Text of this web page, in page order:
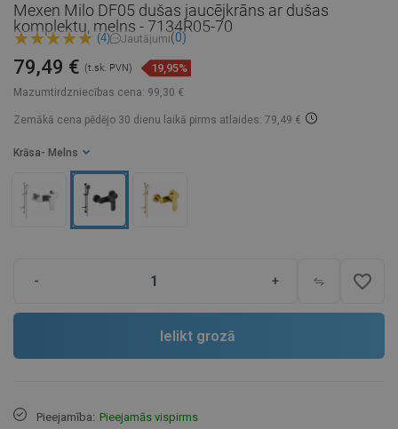
Mexen Milo DF05 dušas jaucējkrāns ar dušas
komplektu, melns - 7134R05-70
(4) Jautājumi(0)
Mazumtirdzniecības cena: 99,30 €
79,49 € (t.sk. PVN) 19,95%
Zemākā cena pēdējo 30 dienu laikā pirms atlaides: 79,49 €
Krāsa - Melns
- + favorite_border
Ielikt grozā
Pieejamība: Pieejamās vispirms